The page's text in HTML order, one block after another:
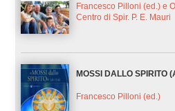
Francesco Pilloni (ed.) e
Centro di Spir. P. E. Mauri
MOSSI DALLO SPIRITO
Francesco Pilloni (ed.)